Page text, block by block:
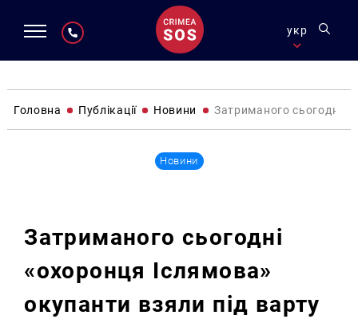
укр
Головна Публікації Новини Затриманого сьогодні
Новини
Затриманого сьогодні
«охоронця Іслямова»
окупанти взяли під варту